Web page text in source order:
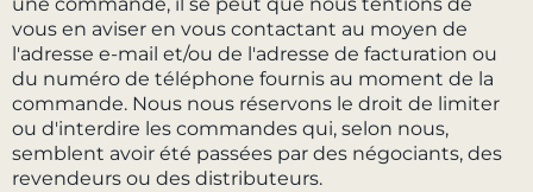
vous en aviser en vous contactant au moyen de
l'adresse e-mail et/ou de l'adresse de facturation ou
du numéro de téléphone fournis au moment de la
commande. Nous nous réservons le droit de limiter
ou d'interdire les commandes qui, selon nous,
semblent avoir été passées par des négociants, des
revendeurs ou des distributeurs.